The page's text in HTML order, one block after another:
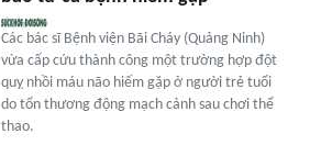
Các bác sĩ Bệnh viện Bãi Cháy (Quảng Ninh)
vừa cấp cứu thành công một trường hợp đột
quỵ nhồi máu não hiếm gặp ở người trẻ tuổi
do tổn thương động mạch cảnh sau chơi thể
thao.